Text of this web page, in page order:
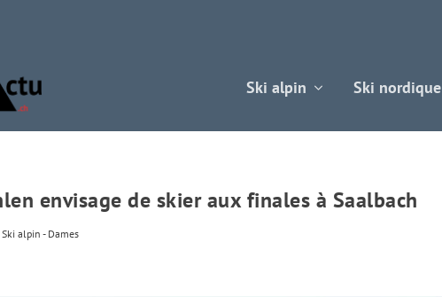
Ski alpin Ski nordique
envisage de skier aux finales à Saalbach
Ski alpin - Dames